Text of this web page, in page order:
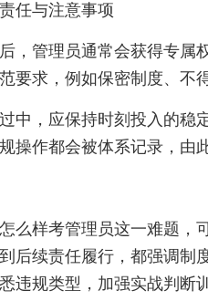
任与注意事项
，管理员通常会获得专属
要求，例如保密制度、不
中，应保持时刻投入的稳
操作都会被体系记录，由
么样考管理员这一难题，
后续责任履行，都强调制
违规类型，加强实战判